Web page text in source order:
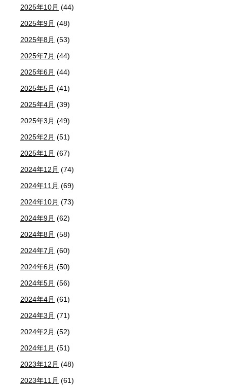
2025年10月 (44)
2025年9月 (48)
2025年8月 (53)
2025年7月 (44)
2025年6月 (44)
2025年5月 (41)
2025年4月 (39)
2025年3月 (49)
2025年2月 (51)
2025年1月 (67)
2024年12月 (74)
2024年11月 (69)
2024年10月 (73)
2024年9月 (62)
2024年8月 (58)
2024年7月 (60)
2024年6月 (50)
2024年5月 (56)
2024年4月 (61)
2024年3月 (71)
2024年2月 (52)
2024年1月 (51)
2023年12月 (48)
2023年11月 (61)